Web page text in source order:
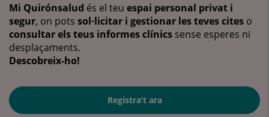
Mi Quirónsalud és el teu espai personal privat i
segur, on pots sol·licitar i gestionar les teves cites o
consultar els teus informes clínics sense esperes ni
desplaçaments.
Descobreix-ho!
Registra’t ara